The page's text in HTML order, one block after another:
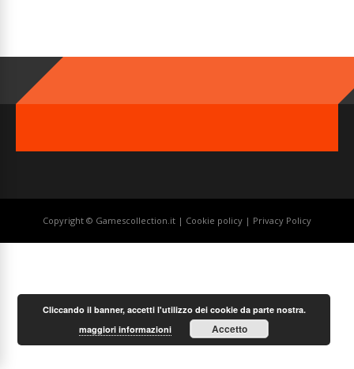
Copyright © Gamescollection.it | Cookie policy | Privacy Policy
Cliccando il banner, accetti l'utilizzo dei cookie da parte nostra.
maggiori informazioni
Accetto